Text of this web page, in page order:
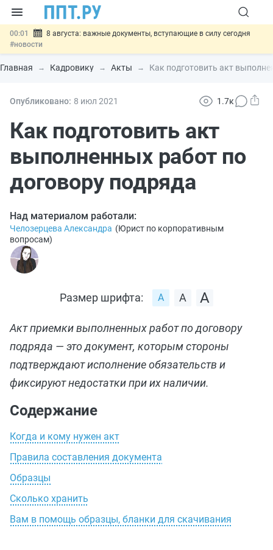
00:01
8 августа: важные документы, вступающие в силу сегодня
#новости
07.08 Подписан закон о блокировке продажи опасных товаров через
«Честный знак»#новости
07.08 Госпошлину за устранение ошибок в документах предлагают
07.08
отношений
#новости
Главная Кадровику Акты Как подготовить акт
Опубликовано: 8 июл 2021 1.7к
Как подготовить акт
выполненных работ по
договору подряда
Над материалом работали:
Челозерцева Александра (Юрист по корпоративным
вопросам)
Размер шрифта:
Акт приемки выполненных работ по договору
подряда — это документ, которым стороны
подтверждают исполнение обязательств и
фиксируют недостатки при их наличии.
Содержание
Когда и кому нужен акт
Правила составления документа
Образцы
Сколько хранить
Вам в помощь образцы, бланки для скачивания